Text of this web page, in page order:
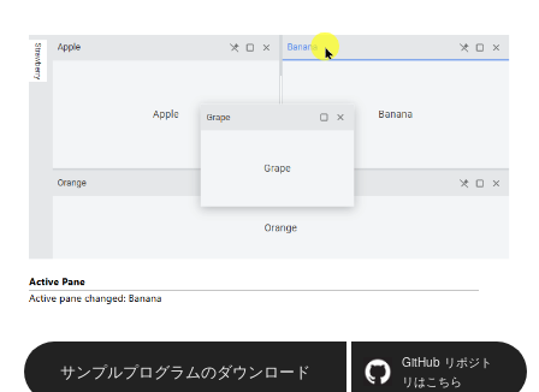
サンプルプログラムのダウンロード
GitHub リポジト
リはこちら